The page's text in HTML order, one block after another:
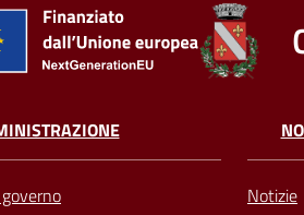
Notizie